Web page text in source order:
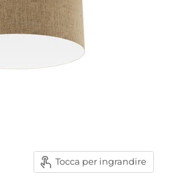
Tocca per ingrandire